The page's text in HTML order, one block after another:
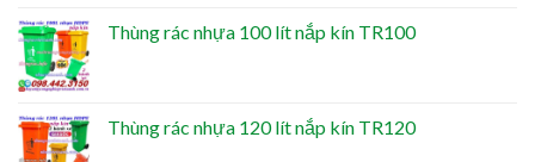
Thùng rác nhựa 100 lít nắp kín TR100
Thùng rác nhựa 120 lít nắp kín TR120